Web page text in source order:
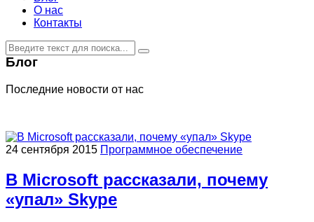
О нас
Контакты
Блог
Последние новости от нас
24 сентября 2015 Программное обеспечение
В Microsoft рассказали, почему
«упал» Skype